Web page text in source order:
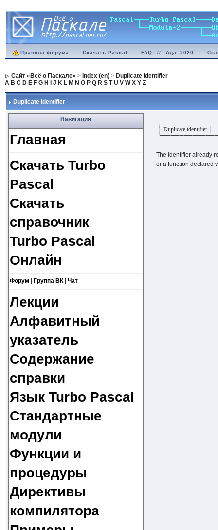
Правила форума :: Скачать Pascal :: FAQ // Ада–2020 ::
Сайт «Всё о Паскале» > Index (en)> Duplicate identifier
A B C D E F G H J K L M N O P Q R S T U V W X Y Z
Duplicate identifier
Навигация
Главная
Скачать Turbo
Pascal
Скачать
справочник
Turbo Pascal
Онлайн
Форум Группа ВК| Чат
Лекции
Алфавитный
указатель
Содержание
справки
Язык Turbo Pascal
Стандартные
модули
Функции и
процедуры
Директивы
компилятора
│ Duplicate identifier │
The identifier already
or a function declared